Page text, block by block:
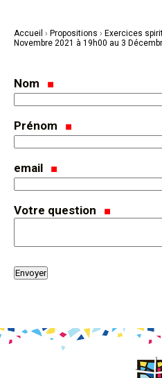
Accueil › Propositions › Exercices
Novembre 2021 à 19h00 au 3
Nom
Prénom
email
Votre question